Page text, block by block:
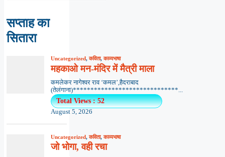
सप्ताह का
सितारा
Uncategorized,कविता,काव्यभाषा
महकाओ मन-मंदिर में मैत्री माला
कमलेकर नागेश्वर राव ‘कमल’,हैदराबाद
(तेलंगाना)******************************...
Total Views : 52
August 5, 2026
Uncategorized,कविता,काव्यभाषा
जो भोगा, वही रचा